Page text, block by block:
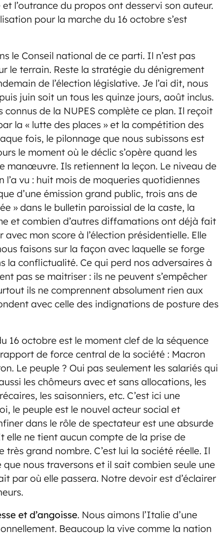
l’outrance du propos ont desservi son auteur.
pour la marche du 16 octobre s’est
le Conseil national de ce parti. Il n’est pas
le terrain. Reste la stratégie du dénigrement
de l’élection législative. Je l’ai dit, nous
juin soit un tous les quinze jours, août inclus.
connus de la NUPES complète ce plan. Il reçoit
la « lutte des places » et la compétition des
fois, le pilonnage que nous subissons est
le moment où le déclic s’opère quand les
manœuvre. Ils retiennent la leçon. Le niveau de
l’a vu : huit mois de moqueries quotidiennes
d’une émission grand public, trois ans de
» dans le bulletin paroissial de la caste, la
et combien d’autres diffamations ont déjà fait
mon score à l’élection présidentielle. Elle
faisons sur la façon avec laquelle se forge
la conflictualité. Ce qui perd nos adversaires à
pas se maitriser : ils ne peuvent s’empêcher
ils ne comprennent absolument rien aux
avec celle des indignations de posture des
16 octobre est le moment clef de la séquence
de force central de la société : Macron
Le peuple ? Oui pas seulement les salariés qui
les chômeurs avec et sans allocations, les
les saisonniers, etc. C’est ici une
le peuple est le nouvel acteur social et
dans le rôle de spectateur est une absurde
elle ne tient aucun compte de la prise de
très grand nombre. C’est lui la société réelle. Il
nous traversons et il sait combien seule une
par où elle passera. Notre devoir est d’éclairer
et d’angoisse. Nous aimons l’Italie d’une
Beaucoup la vive comme la nation